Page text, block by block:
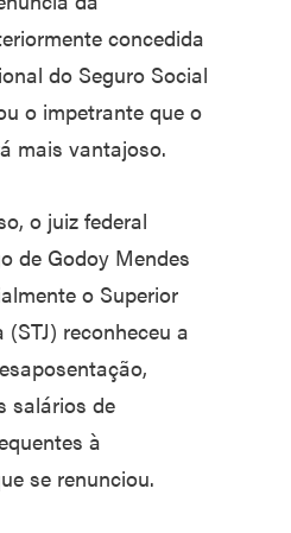
concedida
do Seguro Social
o impetrante que o
mais vantajoso.
o juiz federal
de Godoy Mendes
o Superior
reconheceu a
salários de
à
se renunciou.